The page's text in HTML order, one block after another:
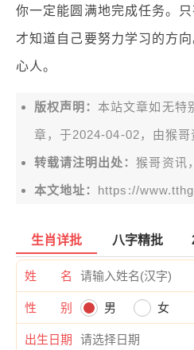
你一定能圆满地完成任务。
才知道自己要努力学习的方
心人。
版权声明： 本站文章如无特
章，于2024-04-02，由猴哥
转载请注明出处：猴哥资讯
本文地址： https://
生肖详批 八字精批
姓 名
性 别 男 女
出生日期